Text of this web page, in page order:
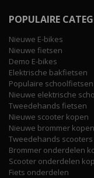
POPULAIRE
Nieuwe E-bikes
Nieuwe fietsen
Demo E-bikes
Elektrische bakfietsen
Populaire schoolfietsen
Nieuwe elektrische
Tweedehands fietsen
Nieuwe scooter kopen
Nieuwe brommer kopen
Tweedehands scooters
Brommer onderdelen
Scooter onderdelen
Fiets onderdelen